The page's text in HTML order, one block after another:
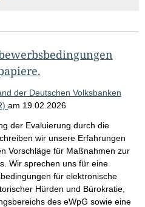
der Deutschen Volksbanken
am 19.02.2026
der Evaluierung durch die
wir unsere Erfahrungen
Vorschläge für Maßnahmen zur
Wir sprechen uns für eine
für elektronische
Hürden und Bürokratie,
des eWpG sowie eine